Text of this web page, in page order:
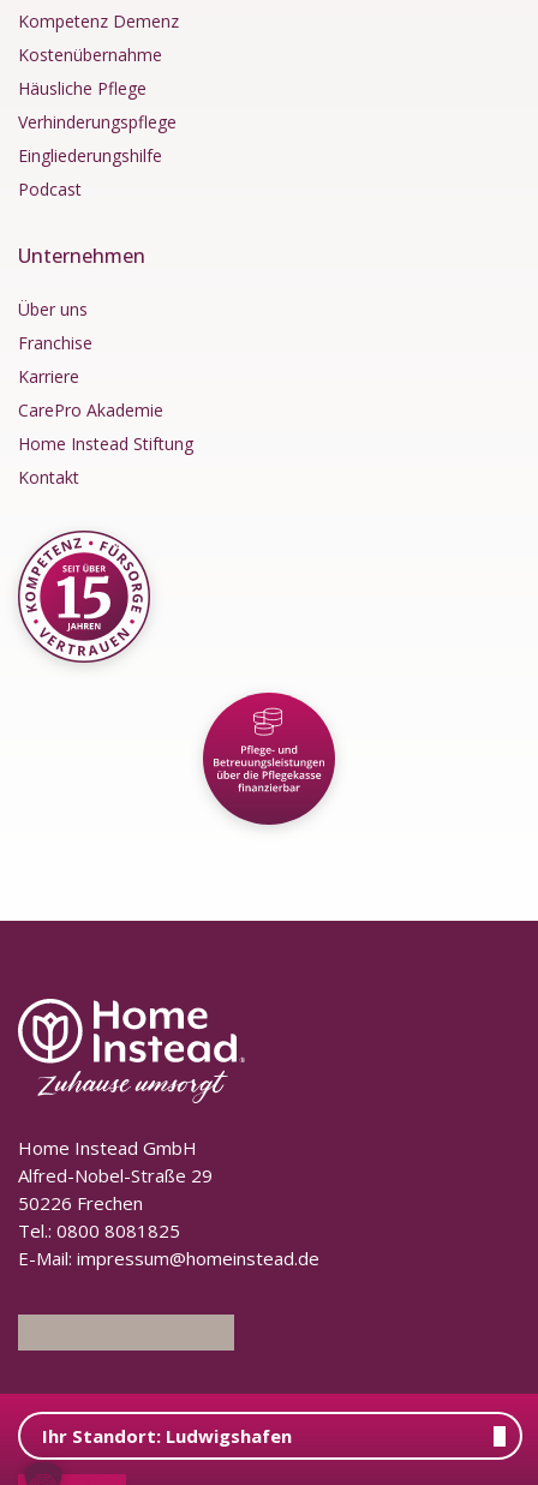
Ihr Standort: Ludwigshafen
Kompetenz Demenz
Kostenübernahme
Häusliche Pflege
Verhinderungspflege
Eingliederungshilfe
Podcast
Unternehmen
Über uns
Franchise
Karriere
CarePro Akademie
Home Instead Stiftung
Kontakt
Home Instead GmbH
Alfred-Nobel-Straße 29
50226 Frechen
Tel.: 0800 8081825
E-Mail: impressum@homeinstead.de
Melden Sie sich zu unserem kostenlosen Pflege-Newsletter
an.